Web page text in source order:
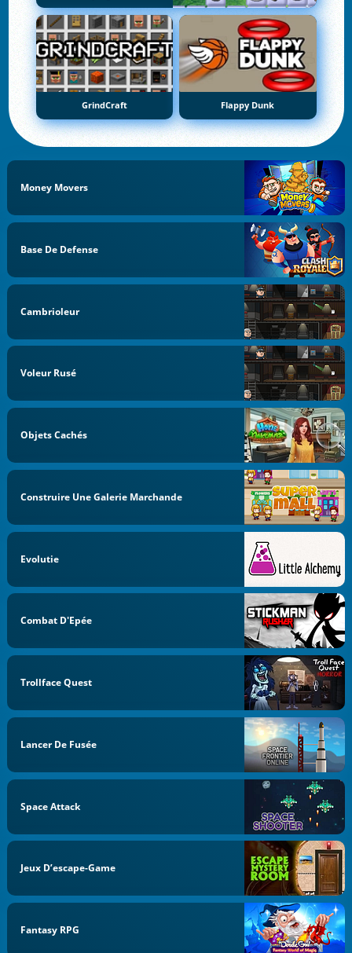
GrindCraft Flappy Dunk
Money Movers
Base De Defense
Cambrioleur
Voleur Rusé
Objets Cachés
Construire Une Galerie Marchande
Evolutie
Combat D'Epée
Trollface Quest
Lancer De Fusée
Space Attack
Jeux D’escape-Game
Fantasy RPG